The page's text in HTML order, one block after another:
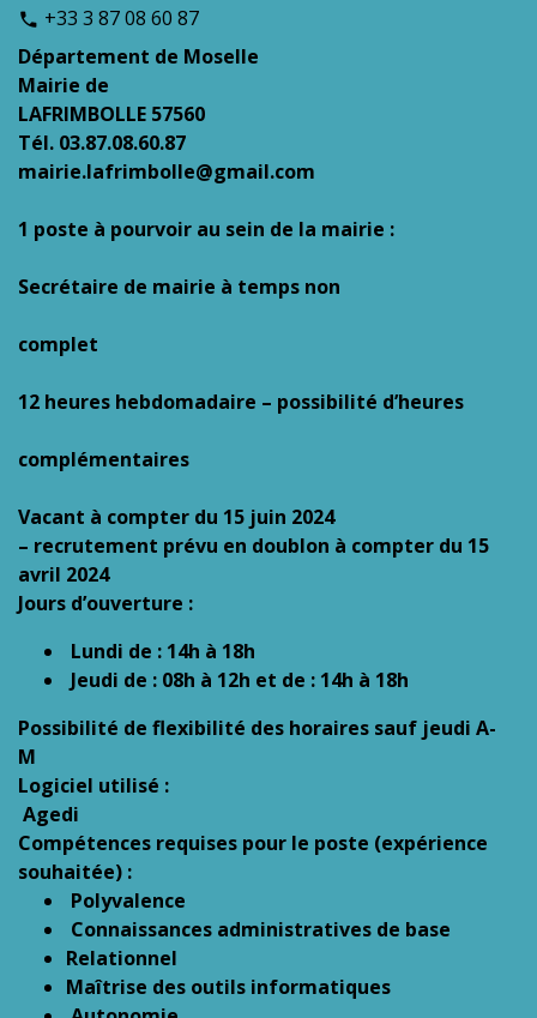
phone +33 3 87 08 60 87
Département de Moselle
Mairie de
LAFRIMBOLLE 57560
Tél. 03.87.08.60.87
mairie.lafrimbolle@gmail.com
1 poste à pourvoir au sein de la mairie :
Secrétaire de mairie à temps non
complet
12 heures hebdomadaire – possibilité d’heures
complémentaires
Vacant à compter du 15 juin 2024
– recrutement prévu en doublon à compter du 15
avril 2024
Jours d’ouverture :
Lundi de : 14h à 18h
Jeudi de : 08h à 12h et de : 14h à 18h
Possibilité de flexibilité des horaires sauf jeudi A-
M
Logiciel utilisé :
Agedi
Compétences requises pour le poste (expérience
souhaitée) :
Polyvalence
Connaissances administratives de base
Relationnel
Maîtrise des outils informatiques